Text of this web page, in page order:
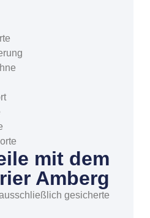
mit dem
Amberg
gesicherte